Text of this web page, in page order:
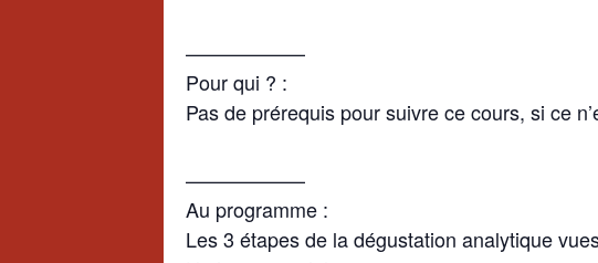
——————
Pour qui ? :
Pas de prérequis pour suivre ce cours, si ce
——————
Au programme :
Les 3 étapes de la dégustation analytique